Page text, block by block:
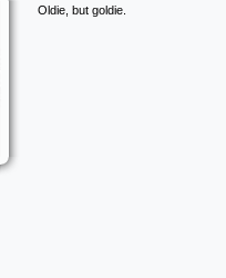
Oldie, but goldie.